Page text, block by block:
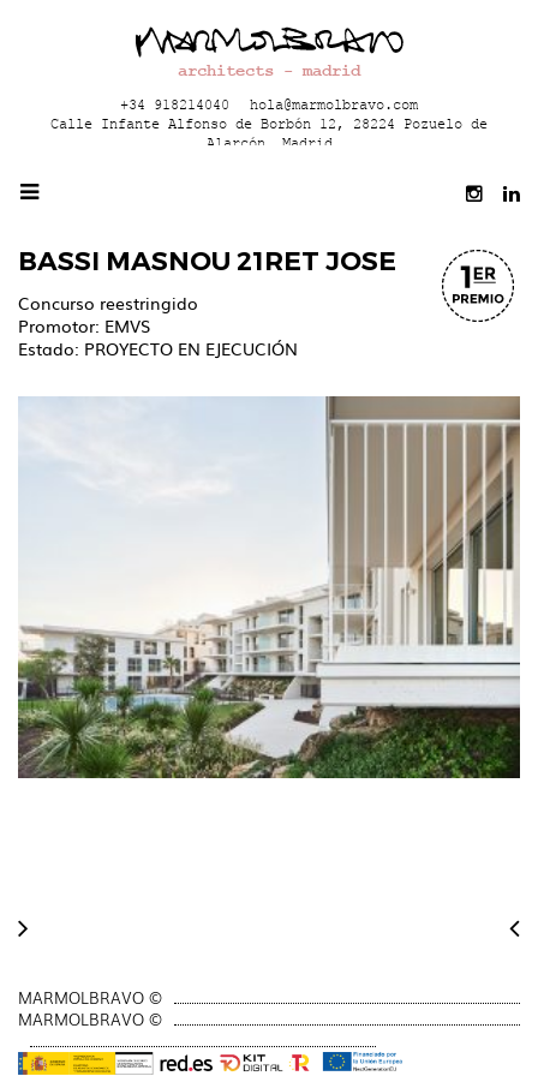
architects - madrid
+34 918214040
hola@marmolbravo.com
Calle Infante Alfonso de Borbón 12, 28224 Pozuelo de
Alarcón, Madrid
BASSI MASNOU 21RET JOSE
Concurso reestringido
Promotor: EMVS
Estado: PROYECTO EN EJECUCIÓN
MARMOLBRAVO ©
MARMOLBRAVO ©